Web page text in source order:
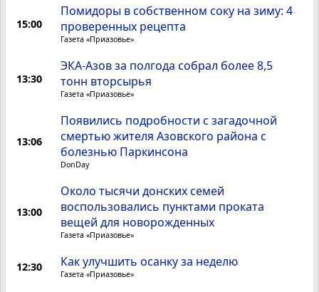
15:00
Помидоры в собственном соку на зиму: 4
проверенных рецепта
Газета «Приазовье»
13:30
ЭКА-Азов за полгода собрал более 8,5
тонн вторсырья
Газета «Приазовье»
13:06
Появились подробности с загадочной
смертью жителя Азовского района с
болезнью Паркинсона
DonDay
13:00
Около тысячи донских семей
воспользовались пунктами проката
вещей для новорожденных
Газета «Приазовье»
12:30 Как улучшить осанку за неделю
Газета «Приазовье»